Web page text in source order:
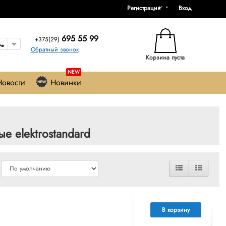
Вход
Регистрация
Корзина пуста
+375(29) 695 55 99
Обратный звонок
NEW
Новинки
elektrostandard
В корзину